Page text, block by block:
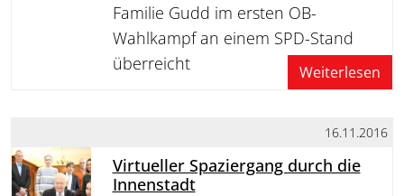
Familie Gudd im ersten OB-
Wahlkampf an einem SPD-Stand
überreicht
Weiterlesen
16.11.2016
Virtueller Spaziergang durch die
Innenstadt